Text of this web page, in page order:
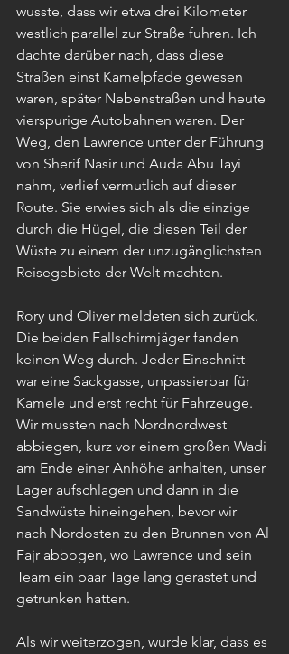
wusste, dass wir etwa drei Kilometer
westlich parallel zur Straße fuhren. Ich
dachte darüber nach, dass diese
Straßen einst Kamelpfade gewesen
waren, später Nebenstraßen und heute
vierspurige Autobahnen waren. Der
Weg, den Lawrence unter der Führung
von Sherif Nasir und Auda Abu Tayi
nahm, verlief vermutlich auf dieser
Route. Sie erwies sich als die einzige
durch die Hügel, die diesen Teil der
Wüste zu einem der unzugänglichsten
Reisegebiete der Welt machten.
Rory und Oliver meldeten sich zurück.
Die beiden Fallschirmjäger fanden
keinen Weg durch. Jeder Einschnitt
war eine Sackgasse, unpassierbar für
Kamele und erst recht für Fahrzeuge.
Wir mussten nach Nordnordwest
abbiegen, kurz vor einem großen Wadi
am Ende einer Anhöhe anhalten, unser
Lager aufschlagen und dann in die
Sandwüste hineingehen, bevor wir
nach Nordosten zu den Brunnen von Al
Fajr abbogen, wo Lawrence und sein
Team ein paar Tage lang gerastet und
getrunken hatten.
Als wir weiterzogen, wurde klar, dass es